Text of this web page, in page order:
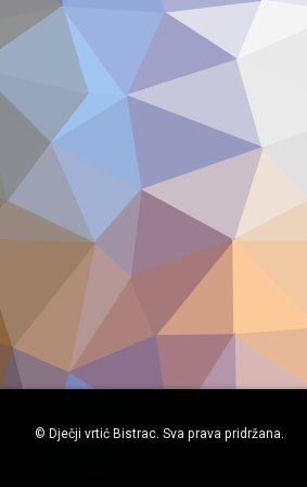
© Dječji vrtić Bistrac. Sva prava pridržana.